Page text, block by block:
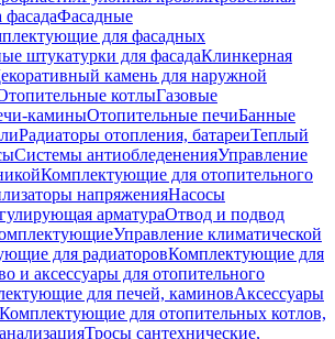
фасадаФасадные
для фасадных
штукатурки для фасадаКлинкерная
камень для наружной
котлыГазовые
каминыОтопительные печиБанные
Радиаторы отопления, батареиТеплый
Системы антиобледененияУправление
Комплектующие для отопительного
напряженияНасосы
арматураОтвод и подвод
Управление климатической
для радиаторовКомплектующие для
и аксессуары для отопительного
для печей, каминовАксессуары
Комплектующие для отопительных котлов,
Тросы сантехнические,